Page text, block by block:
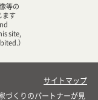
等の
ます
site,
）
サイトマップ
づくりのパートナーが見